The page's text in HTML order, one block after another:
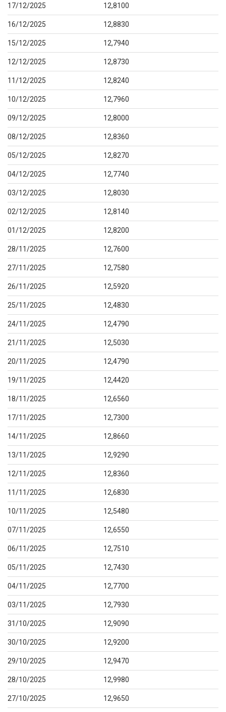
17/12/2025 12,8100
16/12/2025 12,8830
15/12/2025 12,7940
12/12/2025 12,8730
11/12/2025 12,8240
10/12/2025 12,7960
09/12/2025 12,8000
08/12/2025 12,8360
05/12/2025 12,8270
04/12/2025 12,7740
03/12/2025 12,8030
02/12/2025 12,8140
01/12/2025 12,8200
28/11/2025 12,7600
27/11/2025 12,7580
26/11/2025 12,5920
25/11/2025 12,4830
24/11/2025 12,4790
21/11/2025 12,5030
20/11/2025 12,4790
19/11/2025 12,4420
18/11/2025 12,6560
17/11/2025 12,7300
14/11/2025 12,8660
13/11/2025 12,9290
12/11/2025 12,8360
11/11/2025 12,6830
10/11/2025 12,5480
07/11/2025 12,6550
06/11/2025 12,7510
05/11/2025 12,7430
04/11/2025 12,7700
03/11/2025 12,7930
31/10/2025 12,9090
30/10/2025 12,9200
29/10/2025 12,9470
28/10/2025 12,9980
27/10/2025 12,9650